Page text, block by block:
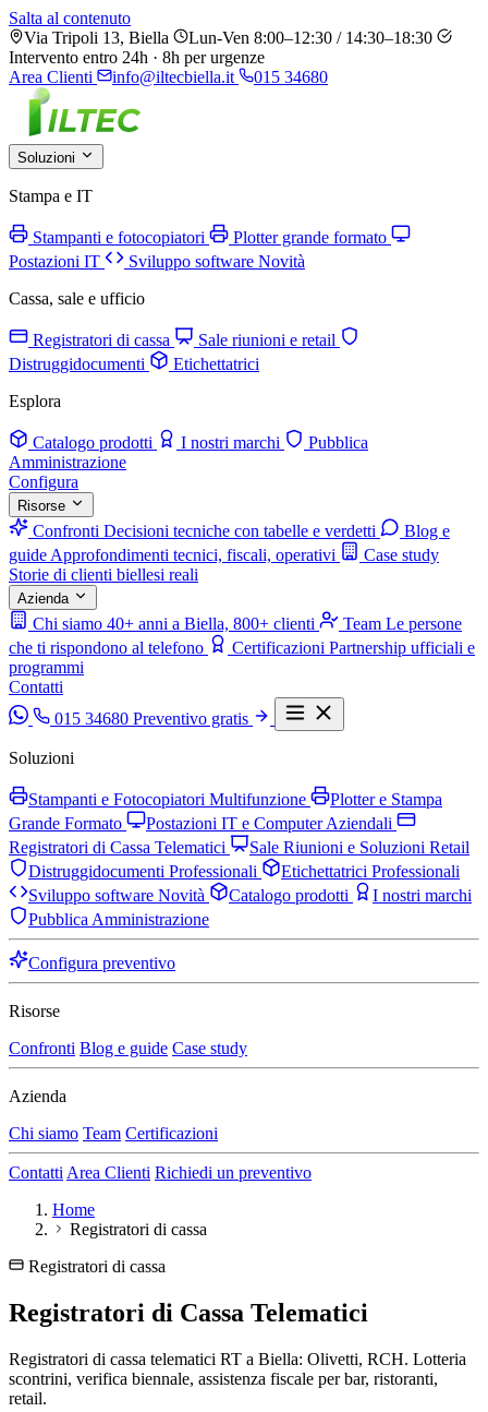
Salta al contenuto
Via Tripoli 13, Biella
Lun-Ven 8:00–12:30 / 14:30–18:30
Intervento entro 24h · 8h per urgenze
Area Clienti
info@iltecbiella.it 015 34680
Soluzioni
Stampa e IT
Stampanti e fotocopiatori
Plotter grande formato
Postazioni IT
Sviluppo software Novità
Cassa, sale e ufficio
Registratori di cassa
Sale riunioni e retail
Distruggidocumenti
Etichettatrici
Esplora
Catalogo prodotti I nostri marchi
Pubblica
Amministrazione
Configura
Risorse
Confronti Decisioni tecniche con tabelle e verdetti
Blog e
guide Approfondimenti tecnici, fiscali, operativi
Case study
Storie di clienti biellesi reali
Azienda
Chi siamo 40+ anni a Biella, 800+ clienti Team Le persone
che ti rispondono al telefono
Certificazioni Partnership ufficiali e
programmi
Contatti
015 34680 Preventivo gratis
Soluzioni
Stampanti e Fotocopiatori Multifunzione
Plotter e Stampa
Grande Formato
Postazioni IT e Computer Aziendali
Registratori di Cassa Telematici
Sale Riunioni e Soluzioni Retail
Distruggidocumenti Professionali
Etichettatrici Professionali
Sviluppo software Novità Catalogo prodotti
I nostri marchi
Pubblica Amministrazione
Configura preventivo
Risorse
Confronti Blog e guide Case study
Azienda
Chi siamo Team Certificazioni
Contatti Area Clienti Richiedi un preventivo
Home
Registratori di cassa
Registratori di cassa
Registratori di Cassa Telematici
Registratori di cassa telematici RT a Biella: Olivetti, RCH. Lotteria
scontrini, verifica biennale, assistenza fiscale per bar, ristoranti,
retail.